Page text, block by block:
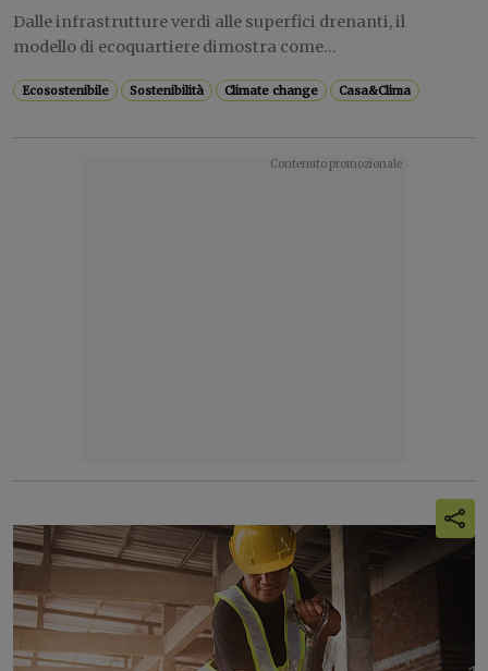
Dalle infrastrutture verdi alle superfici drenanti, il
modello di ecoquartiere dimostra come...
Ecosostenibile Sostenibilità Climate change Casa&Clima